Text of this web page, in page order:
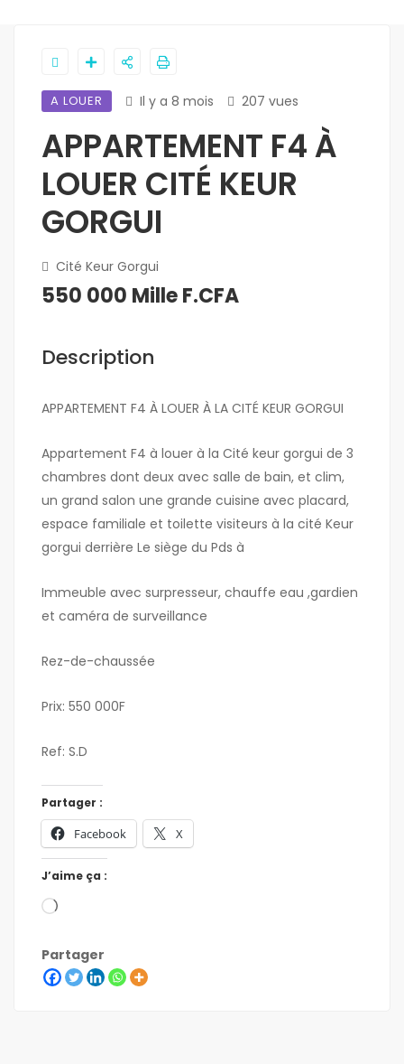
A LOUER Il y a 8 mois 207 vues
APPARTEMENT F4 À
LOUER CITÉ KEUR
GORGUI
Cité Keur Gorgui
550 000 Mille F.CFA
Description
APPARTEMENT F4 À LOUER À LA CITÉ KEUR GORGUI
Appartement F4 à louer à la Cité keur gorgui de 3
chambres dont deux avec salle de bain, et clim,
un grand salon une grande cuisine avec placard,
espace familiale et toilette visiteurs à la cité Keur
gorgui derrière Le siège du Pds à
Immeuble avec surpresseur, chauffe eau ,gardien
et caméra de surveillance
Rez-de-chaussée
Prix: 550 000F
Ref: S.D
Partager :
Facebook X
J’aime ça :
Partager